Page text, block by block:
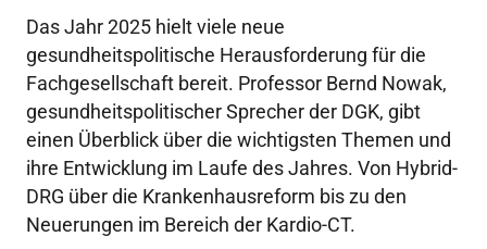
Das Jahr 2025 hielt viele neue
gesundheitspolitische Herausforderung für die
Fachgesellschaft bereit. Professor Bernd Nowak,
gesundheitspolitischer Sprecher der DGK, gibt
einen Überblick über die wichtigsten Themen und
ihre Entwicklung im Laufe des Jahres. Von Hybrid-
DRG über die Krankenhausreform bis zu den
Neuerungen im Bereich der Kardio-CT.